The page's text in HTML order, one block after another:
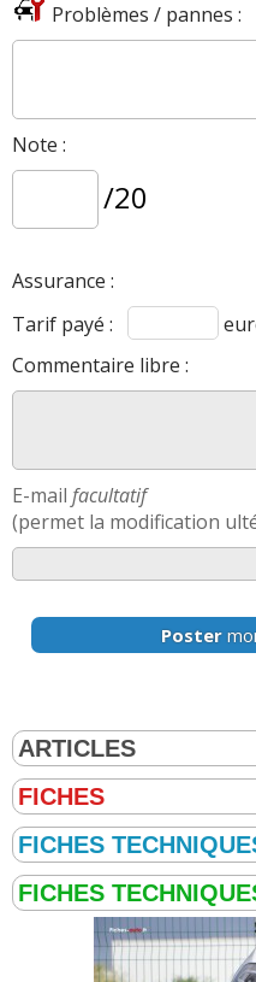
Problèmes / pannes :
Note :
/20
Assurance :
Tarif payé :
Commentaire libre :
E-mail facultatif
(permet la modification
Poster